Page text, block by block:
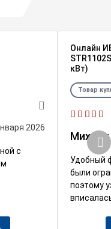
2026
с
Онлайн
кВт)
Товар
Михаил
Удобный
были
поэтому